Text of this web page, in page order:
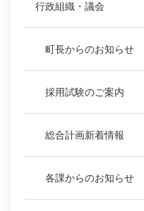
行政組織・議会
町長からのお知らせ
採用試験のご案内
総合計画新着情報
各課からのお知らせ